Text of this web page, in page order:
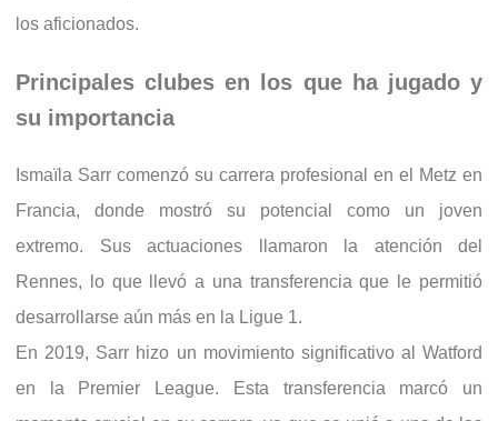
los aficionados.
Principales clubes en los que ha jugado y
su importancia
Ismaïla Sarr comenzó su carrera profesional en el Metz en
Francia, donde mostró su potencial como un joven
extremo. Sus actuaciones llamaron la atención del
Rennes, lo que llevó a una transferencia que le permitió
desarrollarse aún más en la Ligue 1.
En 2019, Sarr hizo un movimiento significativo al Watford
en la Premier League. Esta transferencia marcó un